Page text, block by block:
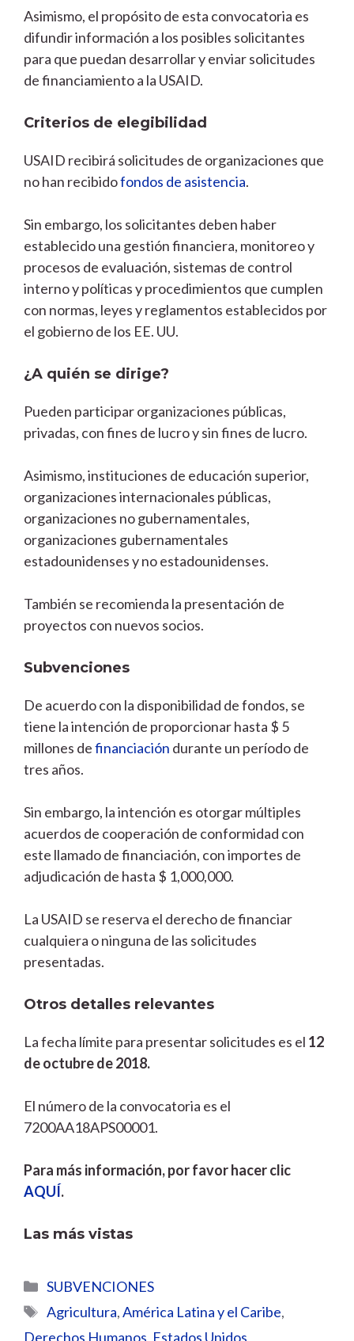
Asimismo, el propósito de esta convocatoria es
difundir información a los posibles solicitantes
para que puedan desarrollar y enviar solicitudes
de financiamiento a la USAID.
Criterios de elegibilidad
USAID recibirá solicitudes de organizaciones que
no han recibidofondos de asistencia.
Sin embargo, los solicitantes deben haber
establecido una gestión financiera, monitoreo y
procesos de evaluación, sistemas de control
interno y políticas y procedimientos que cumplen
con normas, leyes y reglamentos establecidos por
el gobierno de los EE. UU.
¿A quién se dirige?
Pueden participar organizaciones públicas,
privadas, con fines de lucro y sin fines de lucro.
Asimismo, instituciones de educación superior,
organizaciones internacionales públicas,
organizaciones no gubernamentales,
organizaciones gubernamentales
estadounidenses y no estadounidenses.
También se recomienda la presentación de
proyectos con nuevos socios.
Subvenciones
De acuerdo con la disponibilidad de fondos, se
tiene la intención de proporcionar hasta $ 5
millones definanciación durante un período de
tres años.
Sin embargo, la intención es otorgar múltiples
acuerdos de cooperación de conformidad con
este llamado de financiación, con importes de
adjudicación de hasta $ 1,000,000.
La USAID se reserva el derecho de financiar
cualquiera o ninguna de las solicitudes
presentadas.
Otros detalles relevantes
La fecha límite para presentar solicitudes es el 12
de octubre de 2018.
El número de la convocatoria es el
7200AA18APS00001.
Para más información, por favor hacer clic
AQUÍ.
Las más vistas
Categorías
SUBVENCIONES
Etiquetas
Agricultura,América Latina y el Caribe,
Derechos Humanos Estados Unidos